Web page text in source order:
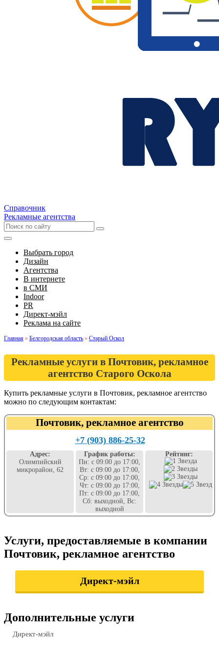
Справочник
Рекламные агентства
Выбрать город
Дизайн
Агентства
В интернете
в СМИ
Indoor
PR
Директ-мэйл
Реклама на сайте
Главная » Белгородская область » Старый Оскол
Рекламные услуги в Почтовик, рекламное
агентство Старого Оскола
Купить рекламные услуги в Почтовик, рекламное агентство
можно по следующим контактам:
Почтовик, рекламное агентство
+7 (903) 886-25-32
Адрес:
Олимпийский
микрорайон, 62
График работы:
Пн: с 09:00 до 17:00,
Вт: с 09:00 до 17:00,
Ср: с 09:00 до 17:00,
Чт: с 09:00 до 17:00,
Пт: с 09:00 до 17:00,
Сб: выходной, Вс:
выходной
Рейтинг:
Услуги, предоставляемые в компании
Почтовик, рекламное агентство
Директ-мэйл
Дополнительные услуги
Директ-мэйл